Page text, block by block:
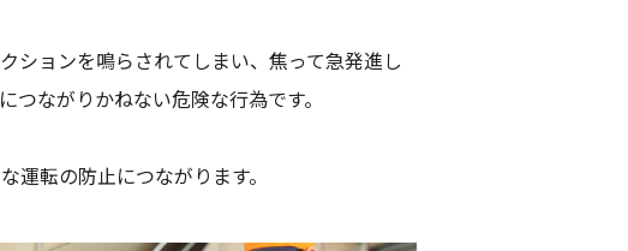
ションを鳴らされてしまい、焦って急発進し
ながりかねない危険な行為です。
運転の防止につながります。